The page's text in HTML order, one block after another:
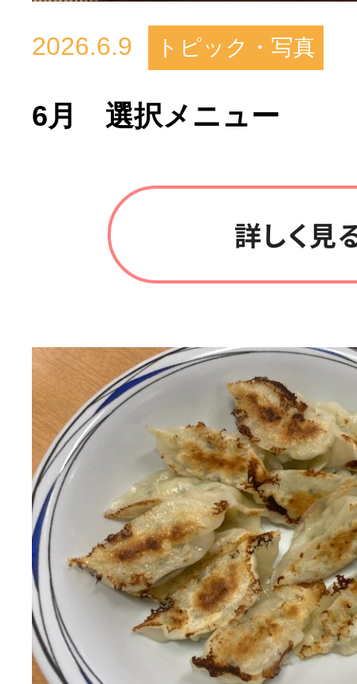
2026.6.9 トピック・写真
6月 選択メニュー
詳しく見